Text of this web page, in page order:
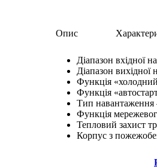
Опис
Діапазон вхідної
Діапазон
Функція
Функція
Тип навантаження
Функція
Тепловий захист
Корпус з